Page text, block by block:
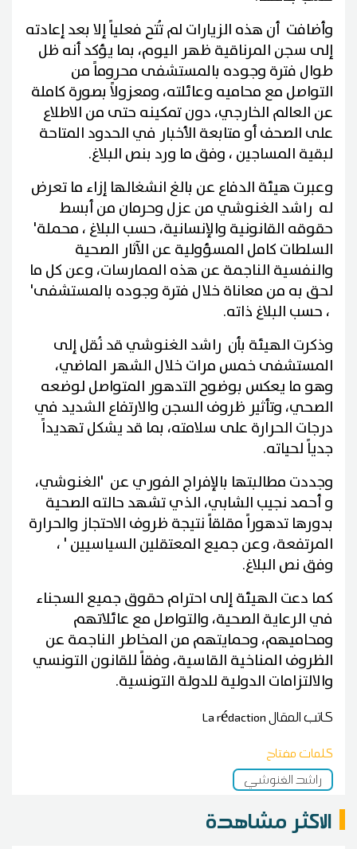
وأضافت أن هذه الزيارات لم تُتح فعلياً إلا بعد إعادته
إلى سجن المرناقية ظهر اليوم، بما يؤكد أنه ظل
طوال فترة وجوده بالمستشفى محروماً من
التواصل مع محاميه وعائلته، ومعزولاً بصورة كاملة
عن العالم الخارجي، دون تمكينه حتى من الاطلاع
على الصحف أو متابعة الأخبار في الحدود المتاحة
لبقية المساجين ، وفق ما ورد بنص البلاغ.
وعبرت هيئة الدفاع عن بالغ انشغالها إزاء ما تعرض
له راشد الغنوشي من عزل وحرمان من أبسط
حقوقه القانونية والإنسانية، حسب البلاغ ، محملة'
السلطات كامل المسؤولية عن الآثار الصحية
والنفسية الناجمة عن هذه الممارسات، وعن كل ما
لحق به من معاناة خلال فترة وجوده بالمستشفى'
، حسب البلاغ ذاته.
وذكرت الهيئة بأن راشد الغنوشي قد نُقل إلى
المستشفى خمس مرات خلال الشهر الماضي،
وهو ما يعكس بوضوح التدهور المتواصل لوضعه
الصحي، وتأثير ظروف السجن والارتفاع الشديد في
درجات الحرارة على سلامته، بما قد يشكل تهديداً
جدياً لحياته.
وجددت مطالبتها بالإفراج الفوري عن 'الغنوشي،
و أحمد نجيب الشابي، الذي تشهد حالته الصحية
بدورها تدهوراً مقلقاً نتيجة ظروف الاحتجاز والحرارة
المرتفعة، وعن جميع المعتقلين السياسيين ' ،
وفق نص البلاغ.
كما دعت الهيئة إلى احترام حقوق جميع السجناء
في الرعاية الصحية، والتواصل مع عائلاتهم
ومحاميهم، وحمايتهم من المخاطر الناجمة عن
الظروف المناخية القاسية، وفقاً للقانون التونسي
والالتزامات الدولية للدولة التونسية.
كاتب المقالLa rédaction
كلمات مفتاح
راشد الغنوشي
الاكثر مشاهدة